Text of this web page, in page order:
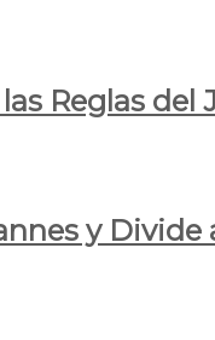
Reglas del
y